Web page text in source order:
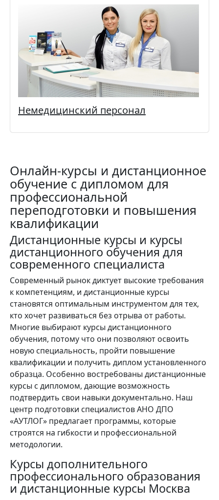
Немедицинский персонал
Онлайн-курсы и дистанционное
обучение с дипломом для
профессиональной
переподготовки и повышения
квалификации
Дистанционные курсы и курсы
дистанционного обучения для
современного специалиста
Современный рынок диктует высокие требования
к компетенциям, и дистанционные курсы
становятся оптимальным инструментом для тех,
кто хочет развиваться без отрыва от работы.
Многие выбирают курсы дистанционного
обучения, потому что они позволяют освоить
новую специальность, пройти повышение
квалификации и получить диплом установленного
образца. Особенно востребованы дистанционные
курсы с дипломом, дающие возможность
подтвердить свои навыки документально. Наш
центр подготовки специалистов АНО ДПО
«АУТЛОГ» предлагает программы, которые
строятся на гибкости и профессиональной
методологии.
Курсы дополнительного
профессионального образования
и дистанционные курсы Москва